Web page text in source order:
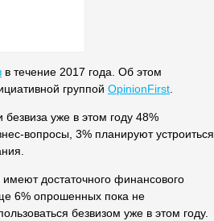
в течение 2017 года. Об этом
группой OpinionFirst
уже в этом году 48%
вопросы, 3% планируют устроиться
достаточного финансового
6% опрошенных пока не
безвизом уже в этом году.